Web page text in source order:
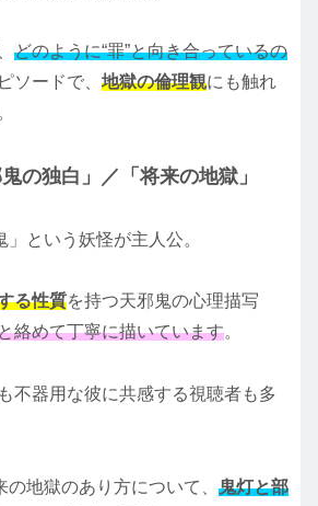
どのように“罪”と向き合っているの
ソードで、 地獄の倫理観にも触れ
の独白」／「将来の地獄」
という妖怪が主人公。
る性質を持つ天邪鬼の心理描写
絡めて丁寧に描いています。
不器用な彼に共感する視聴者も多
地獄のあり方について、 鬼灯と部